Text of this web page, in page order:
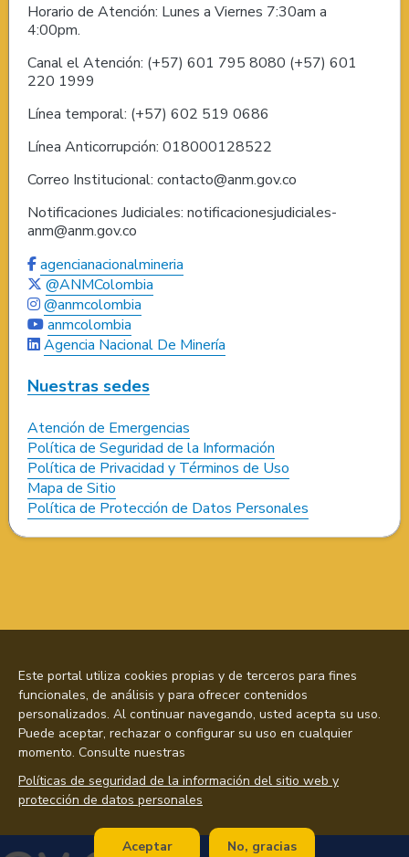
Horario de Atención: Lunes a Viernes 7:30am a
4:00pm.
Canal el Atención: (+57) 601 795 8080 (+57) 601
220 1999
Línea temporal: (+57) 602 519 0686
Línea Anticorrupción: 018000128522
Correo Institucional: contacto@anm.gov.co
Notificaciones Judiciales: notificacionesjudiciales-
anm@anm.gov.co
agencianacionalmineria
@ANMColombia
@anmcolombia
anmcolombia
Agencia Nacional De Minería
Nuestras sedes
Atención de Emergencias
Política de Seguridad de la Información
Política de Privacidad y Términos de Uso
Mapa de Sitio
Política de Protección de Datos Personales
Este portal utiliza cookies propias y de terceros para fines
funcionales, de análisis y para ofrecer contenidos
personalizados. Al continuar navegando, usted acepta su uso.
Puede aceptar, rechazar o configurar su uso en cualquier
momento. Consulte nuestras
Políticas de seguridad de la información del sitio web y
protección de datos personales
Aceptar No, gracias